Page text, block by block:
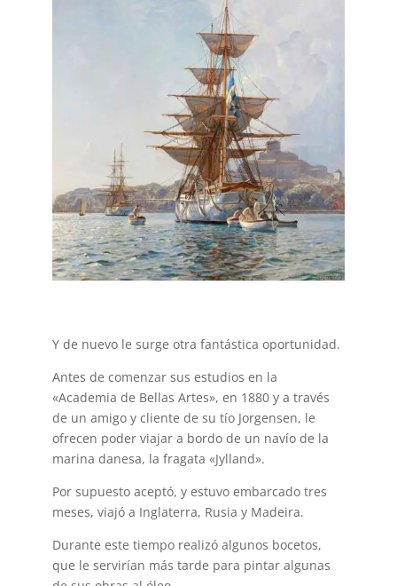
Y de nuevo le surge otra fantástica oportunidad.
Antes de comenzar sus estudios en la
«Academia de Bellas Artes», en 1880 y a través
de un amigo y cliente de su tío Jorgensen, le
ofrecen poder viajar a bordo de un navío de la
marina danesa, la fragata «Jylland».
Por supuesto aceptó, y estuvo embarcado tres
meses, viajó a Inglaterra, Rusia y Madeira.
Durante este tiempo realizó algunos bocetos,
que le servirían más tarde para pintar algunas